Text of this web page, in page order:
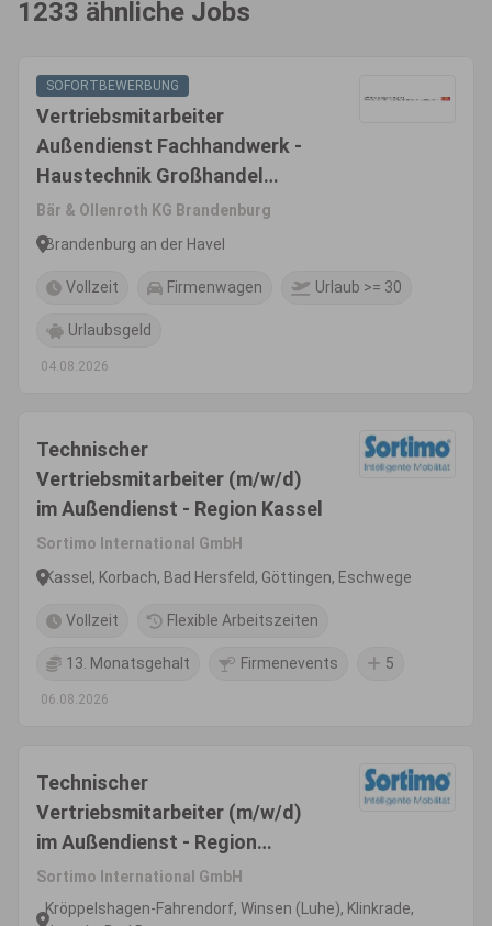
1233 ähnliche Jobs
SOFORTBEWERBUNG
Vertriebsmitarbeiter
Außendienst Fachhandwerk -
Haustechnik Großhandel
(w/m/d)
Bär & Ollenroth KG Brandenburg
Brandenburg an der Havel
Vollzeit Firmenwagen Urlaub >= 30
Urlaubsgeld
04.08.2026
Technischer
Vertriebsmitarbeiter (m/w/d)
im Außendienst - Region Kassel
Sortimo International GmbH
Kassel, Korbach, Bad Hersfeld, Göttingen, Eschwege
Vollzeit Flexible Arbeitszeiten
13. Monatsgehalt Firmenevents 5
06.08.2026
Technischer
Vertriebsmitarbeiter (m/w/d)
im Außendienst - Region
Hamburg
Sortimo International GmbH
Kröppelshagen-Fahrendorf, Winsen (Luhe), Klinkrade,